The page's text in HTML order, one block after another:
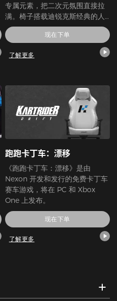
专属元素，把二次元氛围直接拉
满。椅子搭载迪锐克斯经典的人
体工学设计，赛车级皮革 + 高密
度海绵，搭配多向调节扶手与后
仰靠背，既能满足长时间游戏的
支撑需求，也能在办公、刷番、
专属身份标识，让你的每一次落
座，都充满次元热爱与专业底
气。
现在下单
了解更多
跑跑卡丁车：漂移
《跑跑卡丁车：漂移》是由
Nexon 开发和发行的免费卡丁车
赛车游戏，将在 PC 和 Xbox
One 上发布。
现在下单
了解更多